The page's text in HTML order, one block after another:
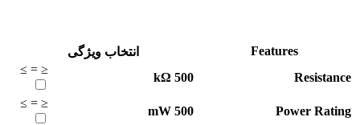
Features
انتخاب ویژگی
Resistance
500
kΩ
≤
=
≥
Power Rating
500
mW
≤
=
≥